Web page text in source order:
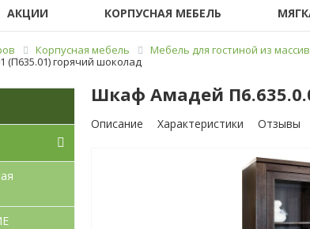
АКЦИИ КОРПУСНАЯ МЕБЕЛЬ
Корпусная мебель Мебель для гостиной из
(П635.01) горячий шоколад
Шкаф Амадей
Описание Характеристики Отзывы